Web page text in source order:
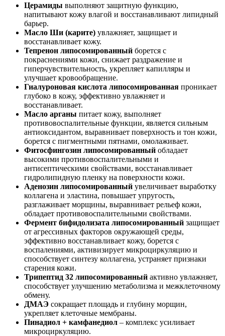
Церамиды выполняют защитную функцию,
напитывают кожу влагой и восстанавливают липидный
барьер.
Масло Ши (карите) увлажняет, защищает и
восстанавливает кожу.
Тепренон липосомированный борется с
покраснениями кожи, снижает раздражение и
гиперчувствительность, укрепляет капилляры и
улучшает кровообращение.
Гиалуроновая кислота липосомированная проникает
глубоко в кожу, эффективно увлажняет и
восстанавливает.
Масло арганы питает кожу, выполняет
противовоспалительные функции, является сильным
антиоксидантом, выравнивает поверхность и тон кожи,
борется с пигментными пятнами, омолаживает.
Фитосфингозин липосомированный обладает
высокими противовоспалительными и
антисептическими свойствами, восстанавливает
гидролипидную пленку на поверхности кожи.
Аденозин липосомированный увеличивает выработку
коллагена и эластина, повышает упругость,
разглаживает морщины, выравнивает рельеф кожи,
обладает противовоспалительными свойствами.
Фермент бифидолизата липосомированный защищает
от агрессивных факторов окружающей среды,
эффективно восстанавливает кожу, борется с
воспалениями, активизирует микроциркуляцию и
способствует синтезу коллагена, устраняет признаки
старения кожи.
Трипептид 32 липосомированный активно увлажняет,
способствует улучшению метаболизма и межклеточному
обмену.
ДМАЭ сокращает площадь и глубину морщин,
укрепляет клеточные мембраны.
Пинадиол + камфанедиол – комплекс усиливает
микроциркуляцию.